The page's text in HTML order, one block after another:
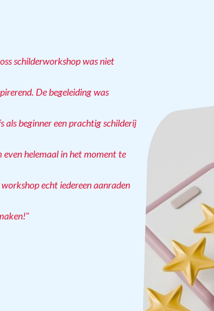
schilderworkshop was niet
De begeleiding was
als beginner een prachtig schilderij
helemaal in het moment te
echt iedereen aanraden